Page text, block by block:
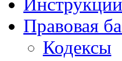
Правовая
Кодексы